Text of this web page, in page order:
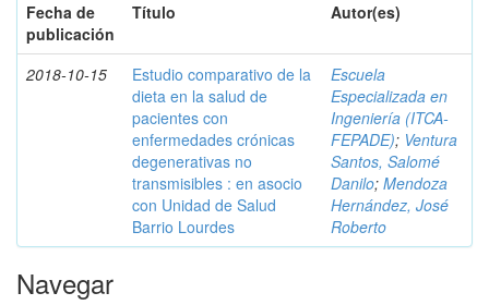
Fecha de
publicación
Título Autor(es)
2018-10-15
Estudio comparativo de la
dieta en la salud de
pacientes con
enfermedades crónicas
degenerativas no
transmisibles : en asocio
con Unidad de Salud
Barrio Lourdes
Escuela
Especializada en
Ingeniería (ITCA-
FEPADE); Ventura
Santos, Salomé
Danilo; Mendoza
Hernández, José
Roberto
Navegar